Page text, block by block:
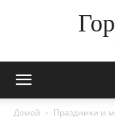
Домой Праздники и